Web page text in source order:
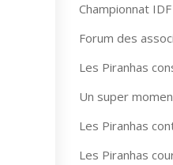
Championnat
Forum des
Les Piranhas
Un super
Les Piranhas
Les Piranhas